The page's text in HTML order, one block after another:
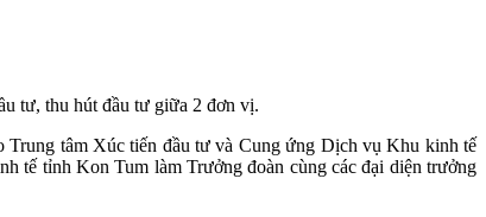
tư, thu hút đầu tư giữa 2 đơn vị.
Trung tâm Xúc tiến đầu tư và Cung ứng Dịch vụ Khu kinh tế
tế tỉnh Kon Tum làm Trưởng đoàn cùng các đại diện trưởng